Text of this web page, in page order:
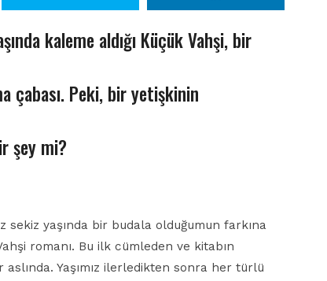
kaleme aldığı Küçük Vahşi, bir
çabası. Peki, bir yetişkinin
şey mi?
yaşında bir budala olduğumun farkına
romanı. Bu ilk cümleden ve kitabın
aslında. Yaşımız ilerledikten sonra her türlü